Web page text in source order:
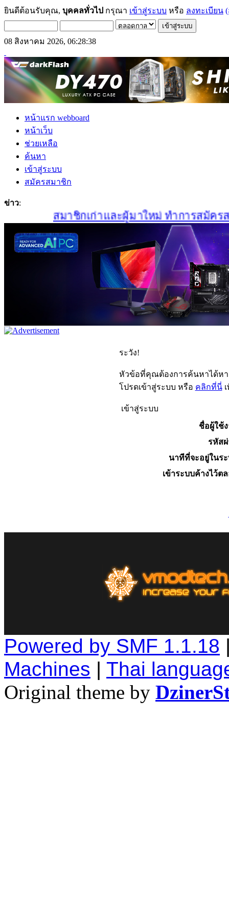
ยินดีต้อนรับคุณ, บุคคลทั่วไป กรุณา เข้าสู่ระบบ หรือ ลงทะเบียน
08 สิงหาคม 2026, 06:28:38
หน้าแรก webboard
หน้าเว็บ
ช่วยเหลือ
ค้นหา
เข้าสู่ระบบ
สมัครสมาชิก
ข่าว:
สมาชิกเก่าและผู้มาใหม่ ทำการสมัครส
ระวัง!
หัวข้อที่คุณต้องการค้นหาได้ห
โปรดเข้าสู่ระบบ หรือ คลิกที่นี่เ
เข้าสู่ระบบ
ชื่อผู้ใช้
รหัส
นาทีที่จะอยู่ในร
เข้าระบบค้างไว้ต
Powered by SMF 1.1.18
Machines | Thai
Original theme by